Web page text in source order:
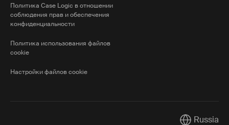
Политика Case Logic в отношении
соблюдения прав и обеспечения
конфиденциальности
Политика использования файлов
cookie
Настройки файлов cookie
Russia